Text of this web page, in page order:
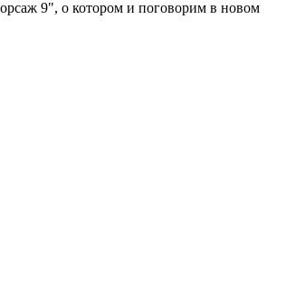
9", о котором и поговорим в новом